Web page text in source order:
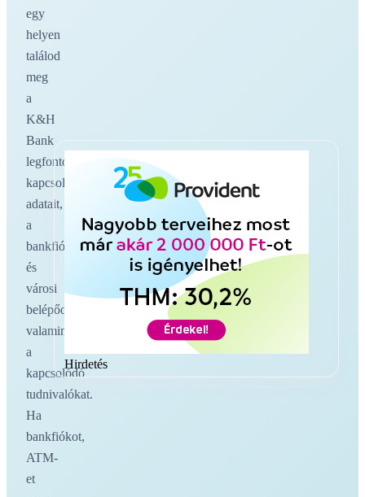
egy
helyen
találod
meg
a
K&H
Bank
legfontosabb
kapcsolati
adatait,
a
bankfiókokat
és
városi
belépőoldalakat,
valamint
a
kapcsolódó
tudnivalókat.
Ha
bankfiókot,
ATM-
et
Hirdetés